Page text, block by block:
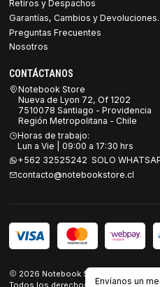
Retiros y Despachos
Garantías, Cambios y Devoluciones.
Preguntas Frecuentes
Nosotros
CONTÁCTANOS
Notebook Store
Nueva de Lyon 72, Of 1202
7510078 Santiago - Providencia
Región Metropolitana - Chile
Horas de trabajo:
Lun a Vie | 09:00 a 17:30 hrs
+562 32525242 SOLO
contacto@notebookstore.cl
2026 Notebook Store.
Todos los derechos reservados.
Envíanos un